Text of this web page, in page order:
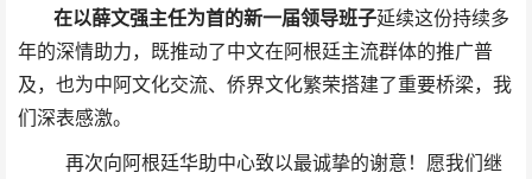
在以薛文强主任为首的新一届领导班子延续这份持续多
年的深情助力， 既推动了中文在阿根廷主流群体的推广普
及，也为中阿文化交流、侨界文化繁荣搭建了重要桥梁，我
们深表感激。
再次向阿根廷华助中心致以最诚挚的谢意！愿我们继